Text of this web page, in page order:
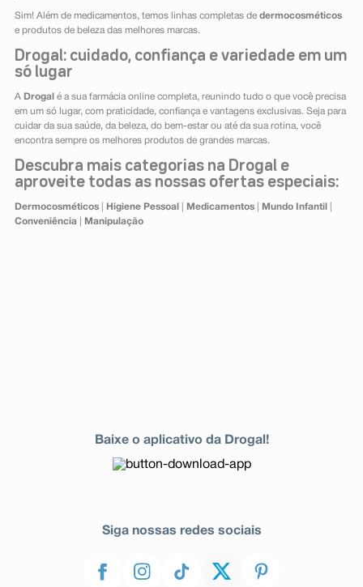
Sim! Além de medicamentos, temos linhas completas de dermocosméticos
e produtos de beleza das melhores marcas.
Drogal: cuidado, confiança e variedade em um
só lugar
A Drogal é a sua farmácia online completa, reunindo tudo o que você precisa
em um só lugar, com praticidade, confiança e vantagens exclusivas. Seja para
cuidar da sua saúde, da beleza, do bem-estar ou até da sua rotina, você
encontra sempre os melhores produtos de grandes marcas.
Descubra mais categorias na Drogal e
aproveite todas as nossas ofertas especiais:
Dermocosméticos| Higiene Pessoal Medicamentos| Mundo Infantil
Conveniência| Manipulação
Baixe o aplicativo da Drogal!
Siga nossas redes sociais